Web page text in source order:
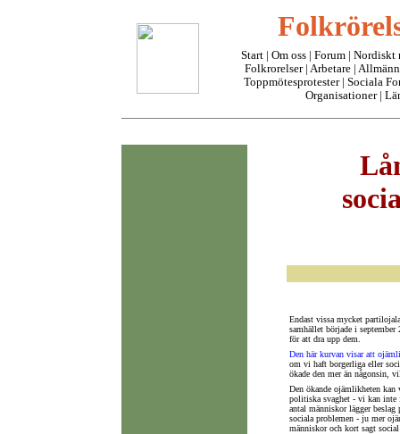
Start Om oss | Forum | Nordiskt
Folkrorelser| Arbetare
Toppmötesprotester| Sociala
Organisationer|
Endast vissa mycket
samhället började i
för att dra upp dem.
Den här kurvan visar att
om vi haft borgerliga eller
ökade den mer än någonsin,
Den ökande ojämlikheten
politiska svaghet - vi kan inte
antal människor lägger beslag
sociala problemen - ju mer
människor och kort sagt social